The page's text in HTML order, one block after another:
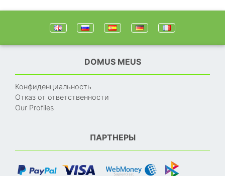
DOMUS MEUS
Конфиденциальность
Отказ от ответственности
Our Profiles
ПАРТНЕРЫ